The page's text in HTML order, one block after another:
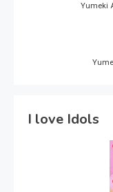
Yumeki
I love Idols